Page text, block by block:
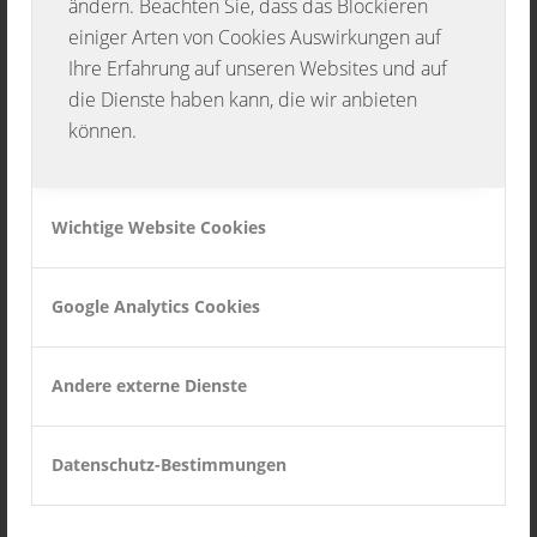
ändern. Beachten Sie, dass das Blockieren
einiger Arten von Cookies Auswirkungen auf
Ihre Erfahrung auf unseren Websites und auf
die Dienste haben kann, die wir anbieten
können.
Wichtige Website Cookies
Google Analytics Cookies
Andere externe Dienste
Datenschutz-Bestimmungen
Uhr im Mostbesen in Oberschwandorf die
diesjährige Jahreshauptversammlung des
Musikvereins „Die Musketiere“
Oberschwandorf e.V. statt. Alle Mitglieder,
ein.
vor:
(Änderungen vorbehalten)
2. Totenehrung